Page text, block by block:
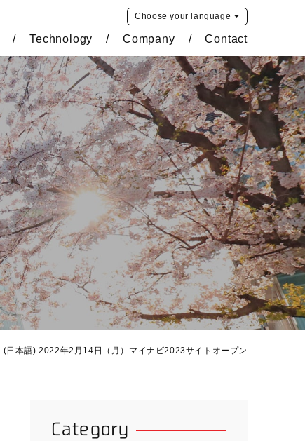
Choose your language
Technology Company Contact
(日本語) 2022年2月14日（月）マイナビ2023サイトオープン
Category